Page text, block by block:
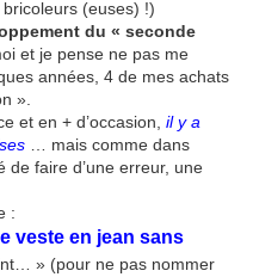
(euses) !)
du « seconde
et je pense ne pas me
années, 4 de mes achats
».
et en + d’occasion, il y a
… mais comme dans
de faire d’une erreur, une
:
veste en jean sans
» (pour ne pas nommer